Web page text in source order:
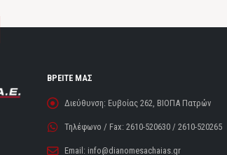
ΒΡΕΙΤΕ ΜΑΣ
Διεύθυνση: Ευβοίας 262, ΒΙΟΠΑ Πατρών
Τηλέφωνο / Fax: 2610-520630 / 2610-520265
Email: info@dianomesachaias.gr